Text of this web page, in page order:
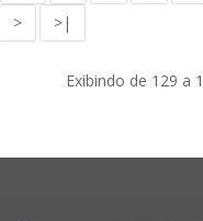
>
>|
Exibindo de 129 a